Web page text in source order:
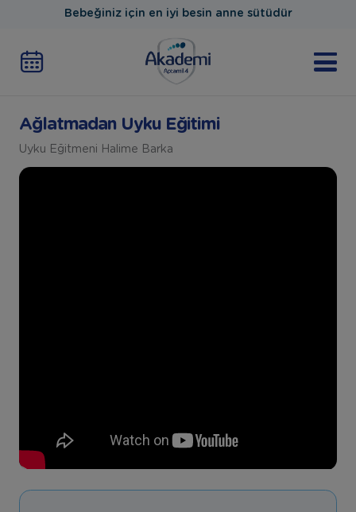
Bebeğiniz için en iyi besin anne sütüdür
Ağlatmadan Uyku Eğitimi
Uyku Eğitmeni Halime Barka